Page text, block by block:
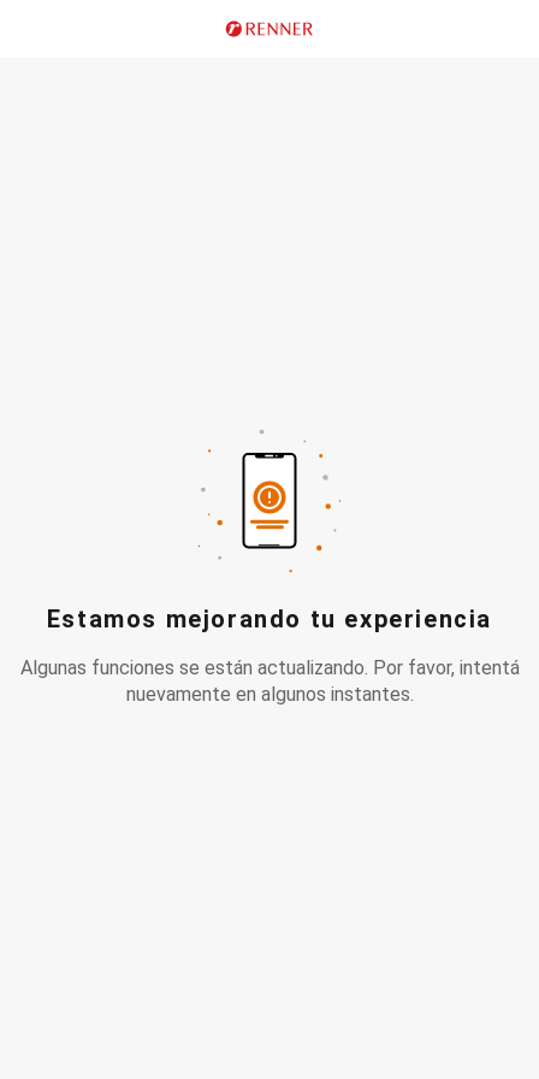
Estamos mejorando tu experiencia
Algunas funciones se están actualizando. Por favor, intentá
nuevamente en algunos instantes.